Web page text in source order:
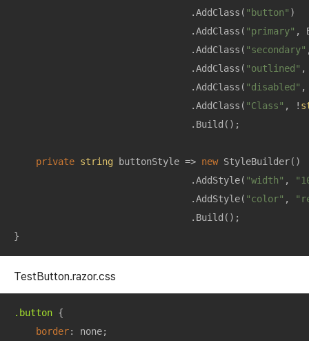
                                .AddClass(
"button" )
                                .AddClass(
"primary" ,
                                .AddClass(
"secondary"
                                .AddClass(
"outlined" ,
                                .AddClass(
"disabled" ,
                                .AddClass(
"Class" , !
                                .Build();
private string buttonStyle => new StyleBuilder()
                                .AddStyle(
"width" ,
                                .AddStyle(
"color" ,
                                .Build();
}
TestButton.razor.css
.button {
border: none;